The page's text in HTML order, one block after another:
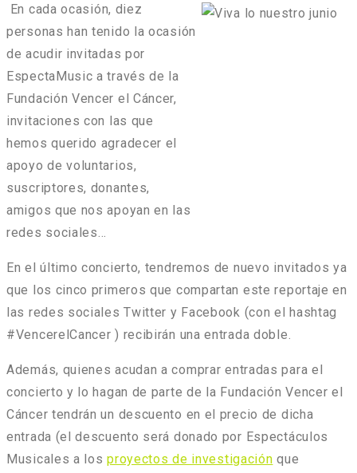
En cada ocasión, diez
personas han tenido la ocasión
de acudir invitadas por
EspectaMusic a través de la
Fundación Vencer el Cáncer,
invitaciones con las que
hemos querido agradecer el
apoyo de voluntarios,
suscriptores, donantes,
amigos que nos apoyan en las
redes sociales…
En el último concierto, tendremos de nuevo invitados ya
que los cinco primeros que compartan este reportaje en
las redes sociales Twitter y Facebook (con el hashtag
#VencerelCancer ) recibirán una entrada doble.
Además, quienes acudan a comprar entradas para el
concierto y lo hagan de parte de la Fundación Vencer el
Cáncer tendrán un descuento en el precio de dicha
entrada (el descuento será donado por Espectáculos
Musicales a losproyectos de investigación que